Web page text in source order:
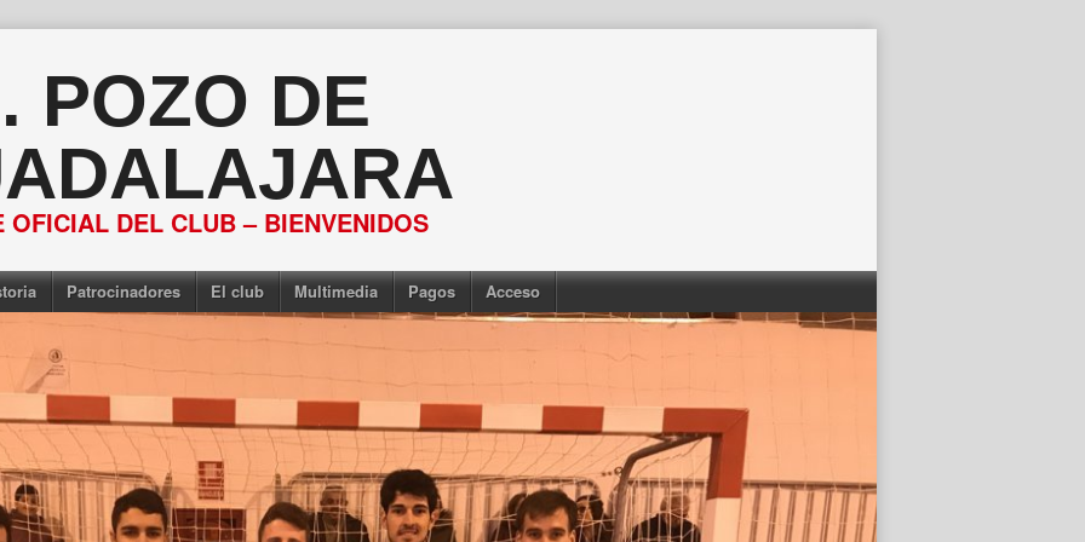
POZO DE
OFICIAL DEL CLUB – BIENVENIDOS
Patrocinadores El club Multimedia Pagos Acceso